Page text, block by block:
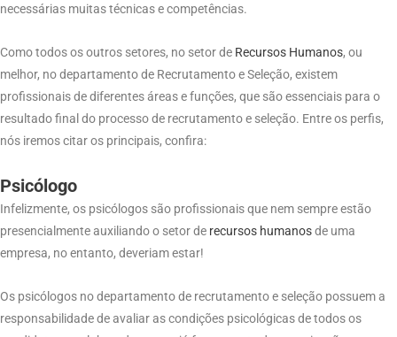
necessárias muitas técnicas e competências.
Como todos os outros setores, no setor de Recursos Humanos, ou
melhor, no departamento de Recrutamento e Seleção, existem
profissionais de diferentes áreas e funções, que são essenciais para o
resultado final do processo de recrutamento e seleção. Entre os perfis,
nós iremos citar os principais, confira:
Psicólogo
Infelizmente, os psicólogos são profissionais que nem sempre estão
presencialmente auxiliando o setor de recursos humanosde uma
empresa, no entanto, deveriam estar!
Os psicólogos no departamento de recrutamento e seleção possuem a
responsabilidade de avaliar as condições psicológicas de todos os